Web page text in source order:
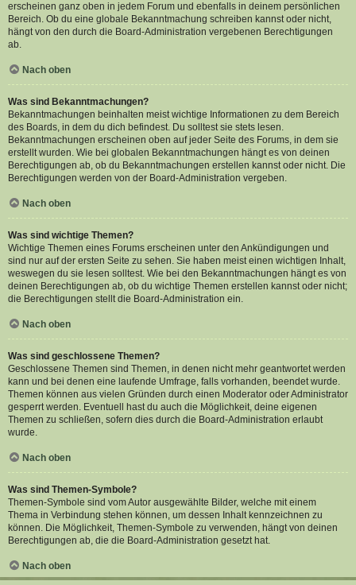
erscheinen ganz oben in jedem Forum und ebenfalls in deinem persönlichen
Bereich. Ob du eine globale Bekanntmachung schreiben kannst oder nicht,
hängt von den durch die Board-Administration vergebenen Berechtigungen
ab.
Nach oben
Was sind Bekanntmachungen?
Bekanntmachungen beinhalten meist wichtige Informationen zu dem Bereich
des Boards, in dem du dich befindest. Du solltest sie stets lesen.
Bekanntmachungen erscheinen oben auf jeder Seite des Forums, in dem sie
erstellt wurden. Wie bei globalen Bekanntmachungen hängt es von deinen
Berechtigungen ab, ob du Bekanntmachungen erstellen kannst oder nicht. Die
Berechtigungen werden von der Board-Administration vergeben.
Nach oben
Was sind wichtige Themen?
Wichtige Themen eines Forums erscheinen unter den Ankündigungen und
sind nur auf der ersten Seite zu sehen. Sie haben meist einen wichtigen Inhalt,
weswegen du sie lesen solltest. Wie bei den Bekanntmachungen hängt es von
deinen Berechtigungen ab, ob du wichtige Themen erstellen kannst oder nicht;
die Berechtigungen stellt die Board-Administration ein.
Nach oben
Was sind geschlossene Themen?
Geschlossene Themen sind Themen, in denen nicht mehr geantwortet werden
kann und bei denen eine laufende Umfrage, falls vorhanden, beendet wurde.
Themen können aus vielen Gründen durch einen Moderator oder Administrator
gesperrt werden. Eventuell hast du auch die Möglichkeit, deine eigenen
Themen zu schließen, sofern dies durch die Board-Administration erlaubt
wurde.
Nach oben
Was sind Themen-Symbole?
Themen-Symbole sind vom Autor ausgewählte Bilder, welche mit einem
Thema in Verbindung stehen können, um dessen Inhalt kennzeichnen zu
können. Die Möglichkeit, Themen-Symbole zu verwenden, hängt von deinen
Berechtigungen ab, die die Board-Administration gesetzt hat.
Nach oben